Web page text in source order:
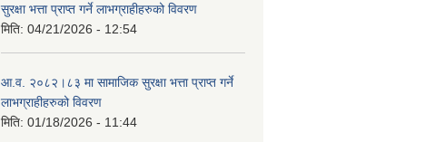
सुरक्षा भत्ता प्राप्त गर्ने लाभग्राहीहरुको विवरण
मिति: 04/21/2026 - 12:54
आ.व. २०८२।८३ मा सामाजिक सुरक्षा भत्ता प्राप्त गर्ने
लाभग्राहीहरुको विवरण
मिति: 01/18/2026 - 11:44